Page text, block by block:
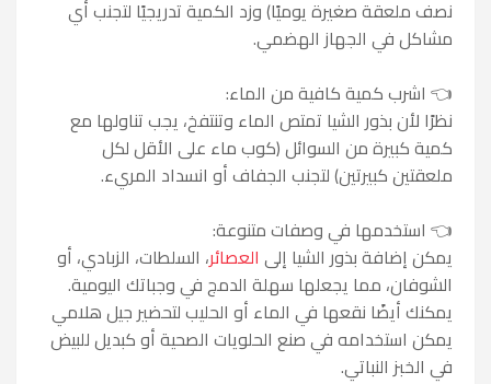
نصف ملعقة صغيرة يوميًا) وزد الكمية تدريجيًا لتجنب أي
مشاكل في الجهاز الهضمي.
👈 اشرب كمية كافية من الماء:
نظرًا لأن بذور الشيا تمتص الماء وتنتفخ، يجب تناولها مع
كمية كبيرة من السوائل (كوب ماء على الأقل لكل
ملعقتين كبيرتين) لتجنب الجفاف أو انسداد المريء.
👈 استخدمها في وصفات متنوعة:
يمكن إضافة بذور الشيا إلى العصائر، السلطات، الزبادي، أو
الشوفان، مما يجعلها سهلة الدمج في وجباتك اليومية.
يمكنك أيضًا نقعها في الماء أو الحليب لتحضير جيل هلامي
يمكن استخدامه في صنع الحلويات الصحية أو كبديل للبيض
في الخبز النباتي.